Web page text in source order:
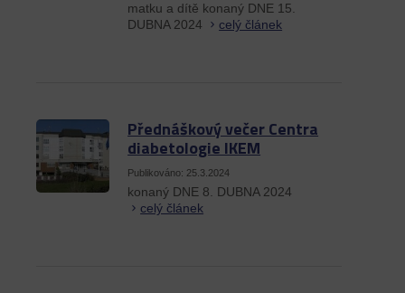
matku a dítě konaný DNE 15.
DUBNA 2024
celý článek
Přednáškový večer Centra
diabetologie IKEM
Publikováno: 25.3.2024
konaný DNE 8. DUBNA 2024
celý článek